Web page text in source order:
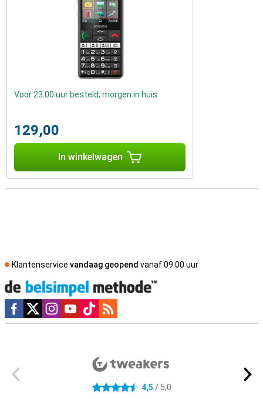
Voor 23:00 uur besteld, morgen in huis
129,00
In winkelwagen
Klantenservice vandaag geopend vanaf 09.00 uur
Social media
4.5 sterren 4,5 / 5,0